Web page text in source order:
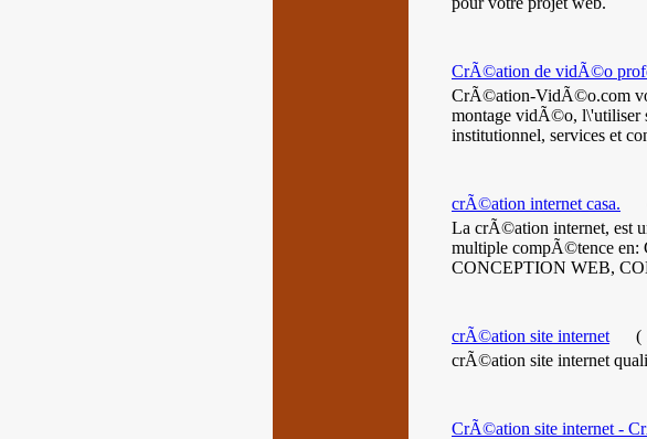
CrÃ©ation de vidÃ©o
CrÃ©ation-VidÃ©o.com
montage vidÃ©o, l\'utiliser
institutionnel, services et
crÃ©ation internet casa.
La crÃ©ation internet, est
multiple compÃ©tence
CONCEPTION WEB,
crÃ©ation site internet (
crÃ©ation site internet
CrÃ©ation site internet -